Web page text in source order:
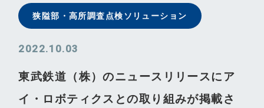
狭隘部・⾼所調査点検ソリューション
2022.10.03
東武鉄道（株）のニュースリリースにア
イ・ロボティクスとの取り組みが掲載さ